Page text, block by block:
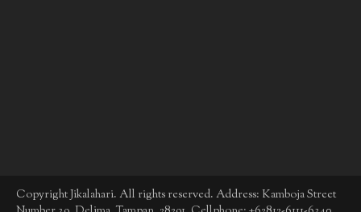
Copyright Jikalahari. All rights reserved. Address: Kamboja Street